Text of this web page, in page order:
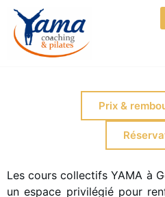
Prix &
Les cours collectifs YAMA à
un espace privilégié pour